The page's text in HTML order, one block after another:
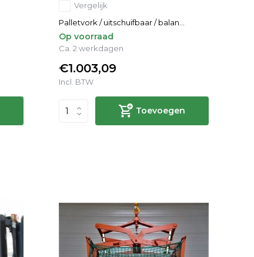
Vergelijk
Palletvork / uitschuifbaar / balan...
Op voorraad
Ca. 2 werkdagen
€1.003,09
Incl. BTW
Toevoegen